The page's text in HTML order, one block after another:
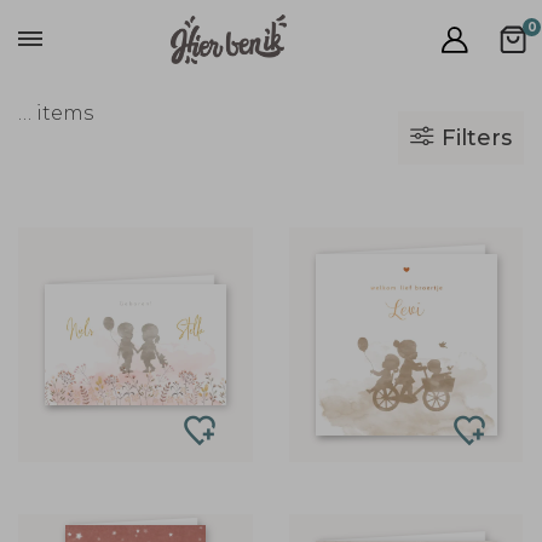
0
… items
Filters